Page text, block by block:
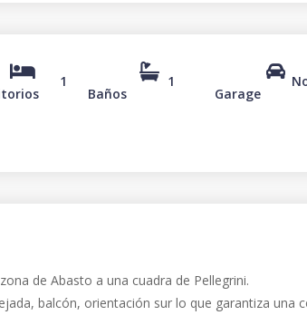
1
Baños
1
Garage
de Abasto a una cuadra de Pellegrini.
balcón, orientación sur lo que garantiza una